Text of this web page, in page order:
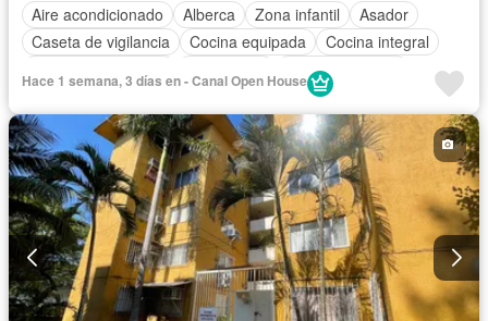
Aire acondicionado
Alberca Zona infantil
Asador
Caseta de vigilancia
Cocina equipada
Cocina integral
Estacionamiento
Jardín
Recámara con closet
Sala polivalente
Seguridad Terraza
Zonas verdes
Parcialmente amueblado
Hace 1 semana, 3 días en - Canal Open House